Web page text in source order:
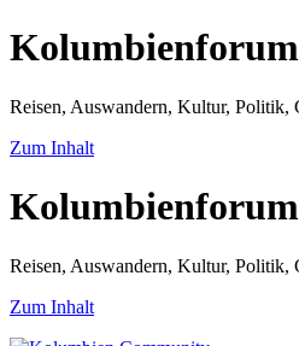
Kolumbienforum
Reisen, Auswandern, Kultur, Politik,
Zum Inhalt
Kolumbienforum
Reisen, Auswandern, Kultur, Politik,
Zum Inhalt